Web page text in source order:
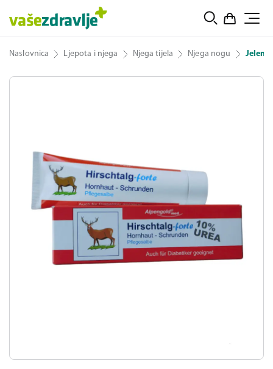
Naslovnica Ljepota i njega Njega tijela Njega nogu